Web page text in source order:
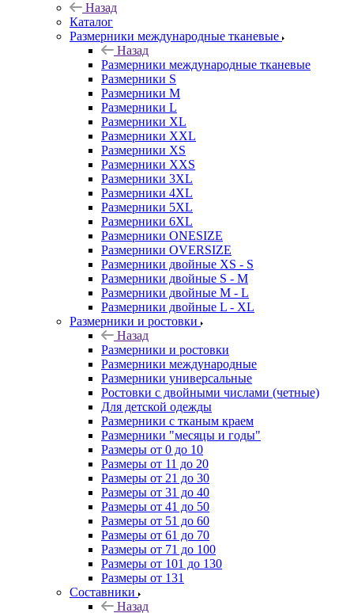
Назад
Каталог
Размерники международные тканевые
Назад
Размерники международные тканевые
Размерники S
Размерники M
Размерники L
Размерники XL
Размерники XXL
Размерники XS
Размерники XXS
Размерники 3XL
Размерники 4XL
Размерники 5XL
Размерники 6XL
Размерники ONESIZE
Размерники OVERSIZE
Размерники двойные XS - S
Размерники двойные S - M
Размерники двойные M - L
Размерники двойные L - XL
Размерники и ростовки
Назад
Размерники и ростовки
Размерники международные
Размерники универсальные
Ростовки с двойными числами (четные)
Для детской одежды
Размерники с тканым краем
Размерники "месяцы и годы"
Размеры от 0 до 10
Размеры от 11 до 20
Размеры от 21 до 30
Размеры от 31 до 40
Размеры от 41 до 50
Размеры от 51 до 60
Размеры от 61 до 70
Размеры от 71 до 100
Размеры от 101 до 130
Размеры от 131
Составники
Назад